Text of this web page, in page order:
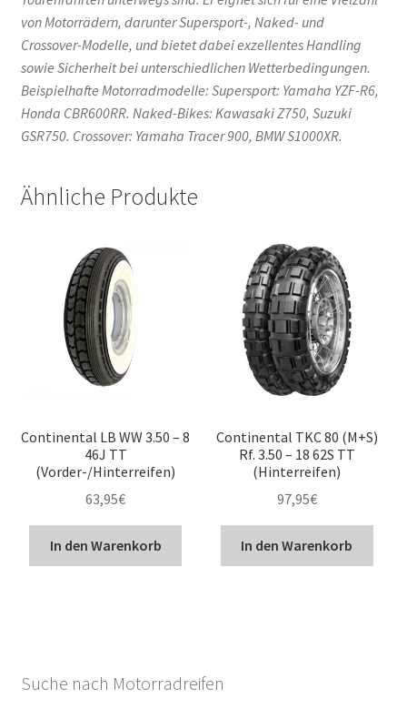
von Motorrädern, darunter Supersport-, Naked- und
Crossover-Modelle, und bietet dabei exzellentes Handling
sowie Sicherheit bei unterschiedlichen Wetterbedingungen.
Beispielhafte Motorradmodelle: Supersport: Yamaha YZF-R6,
Honda CBR600RR. Naked-Bikes: Kawasaki Z750, Suzuki
GSR750. Crossover: Yamaha Tracer 900, BMW S1000XR.
Ähnliche Produkte
Continental LB WW 3.50 – 8
46J TT
(Vorder-/Hinterreifen)
63,95€
In den Warenkorb
Continental TKC 80 (M+S)
Rf. 3.50 – 18 62S TT
(Hinterreifen)
97,95€
In den Warenkorb
Suche nach Motorradreifen